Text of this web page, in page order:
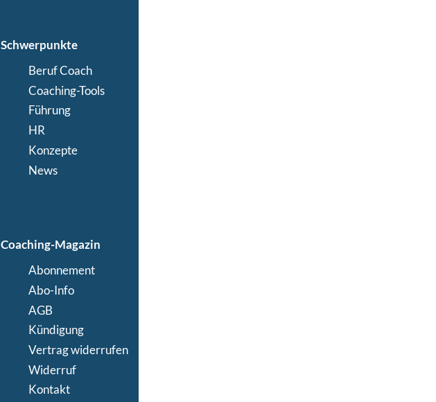
Schwerpunkte
Beruf Coach
Coaching-Tools
Führung
HR
Konzepte
News
Coaching-Magazin
Abonnement
Abo-Info
AGB
Kündigung
Vertrag widerrufen
Widerruf
Kontakt